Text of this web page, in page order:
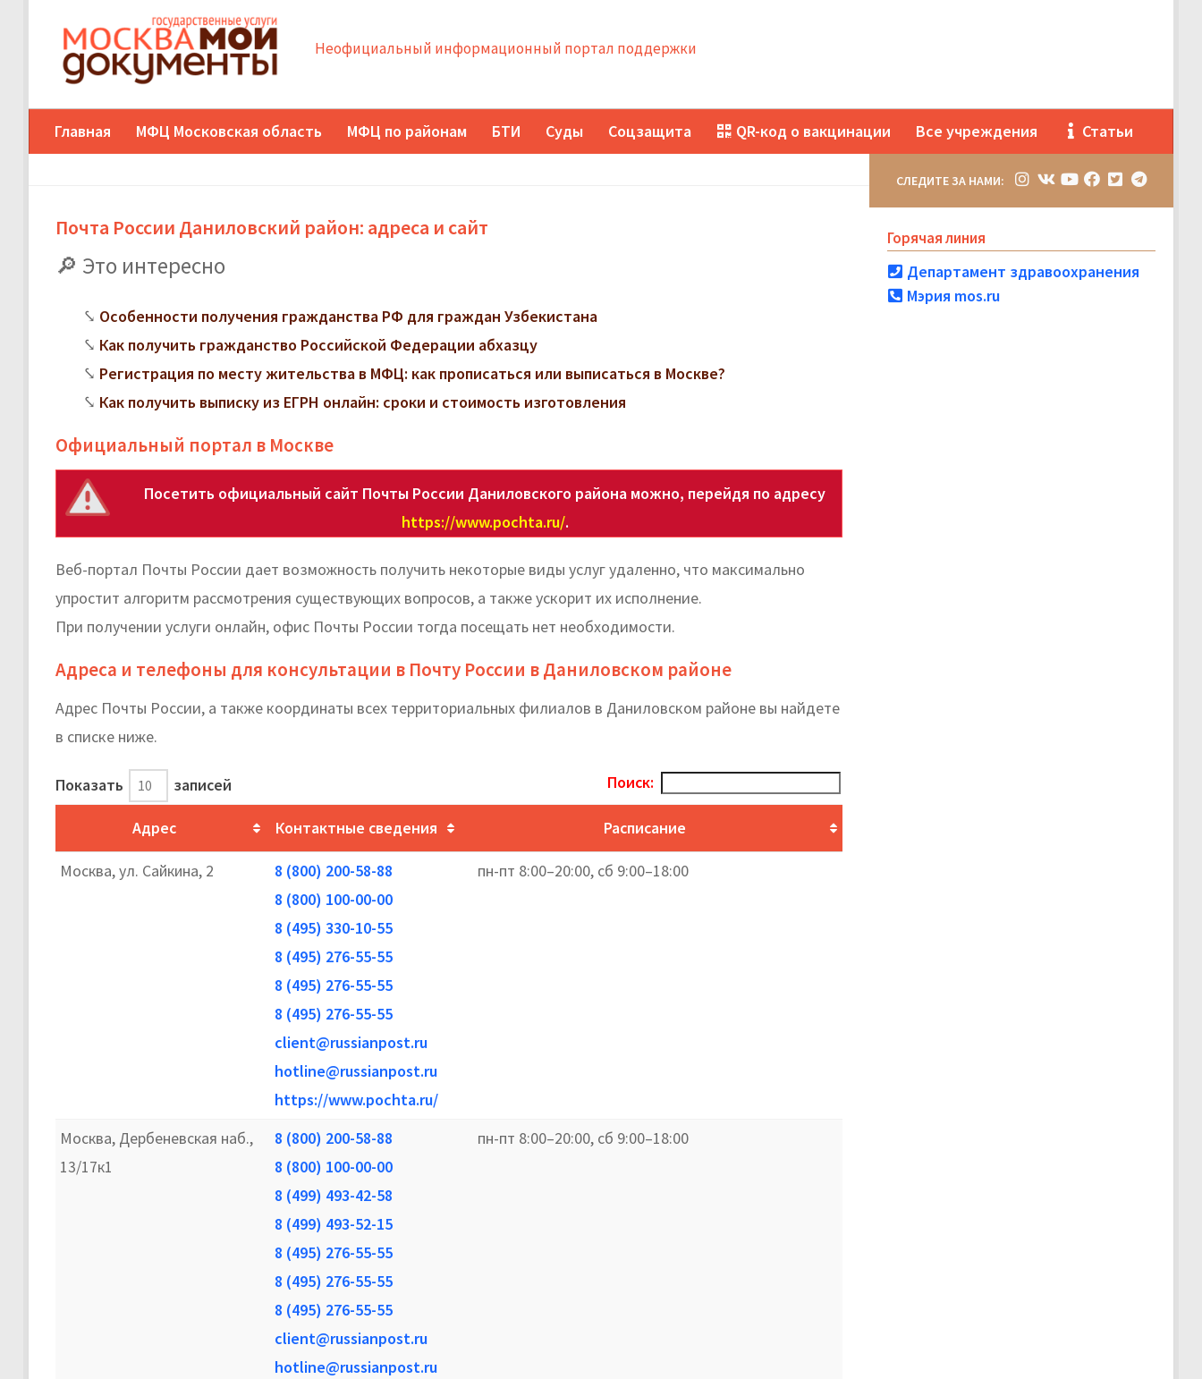
Неофициальный информационный портал поддержки
Главная МФЦ Московская область МФЦ по районам БТИ Суды Соцзащита QR-код о вакцинации Все учреждения Статьи
Почта России Даниловский район: адреса и сайт
Это интересно
Особенности получения гражданства РФ для граждан Узбекистана
Как получить гражданство Российской Федерации абхазцу
Регистрация по месту жительства в МФЦ: как прописаться или выписаться в Москве?
Как получить выписку из ЕГРН онлайн: сроки и стоимость изготовления
Официальный портал в Москве
Посетить официальный сайт Почты России Даниловского района можно, перейдя по адресу
https://www.pochta.ru/.
Веб-портал Почты России дает возможность получить некоторые виды услуг удаленно, что максимально
упростит алгоритм рассмотрения существующих вопросов, а также ускорит их исполнение.
При получении услуги онлайн, офис Почты России тогда посещать нет необходимости.
Адреса и телефоны для консультации в Почту России в Даниловском районе
Адрес Почты России, а также координаты всех территориальных филиалов в Даниловском районе вы найдете
в списке ниже.
Показать записей Поиск:
Адрес Контактные сведения Расписание
Москва, ул. Сайкина, 2
8 (800) 200-58-88
8 (800) 100-00-00
8 (495) 330-10-55
8 (495) 276-55-55
8 (495) 276-55-55
8 (495) 276-55-55
client@russianpost.ru
hotline@russianpost.ru
https://www.pochta.ru/
пн-пт 8:00–20:00, сб 9:00–18:00
Москва, Дербеневская наб.,
13/17к1
8 (800) 200-58-88
8 (800) 100-00-00
8 (499) 493-42-58
8 (499) 493-52-15
8 (495) 276-55-55
8 (495) 276-55-55
8 (495) 276-55-55
client@russianpost.ru
hotline@russianpost.ru
пн-пт 8:00–20:00, сб 9:00–18:00
СЛЕДИТЕ ЗА НАМИ:
Горячая линия
Департамент здравоохранения
Мэрия mos.ru